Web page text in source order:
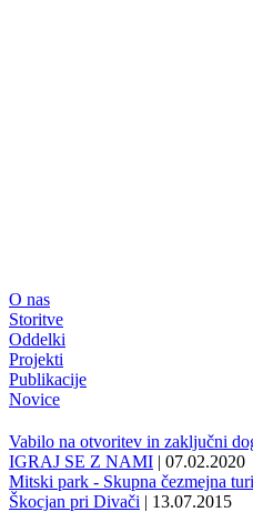
O nas
Storitve
Oddelki
Projekti
Publikacije
Novice
Vabilo na otvoritev in zaključni
IGRAJ SE Z NAMI | 07.02.2020
Mitski park - Skupna čezmejna
Škocjan pri Divači | 13.07.2015